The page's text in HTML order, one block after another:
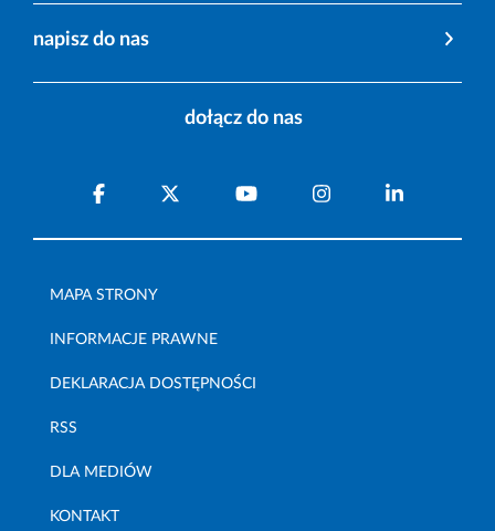
napisz do nas
dołącz do nas
MAPA STRONY
INFORMACJE PRAWNE
DEKLARACJA DOSTĘPNOŚCI
RSS
DLA MEDIÓW
KONTAKT